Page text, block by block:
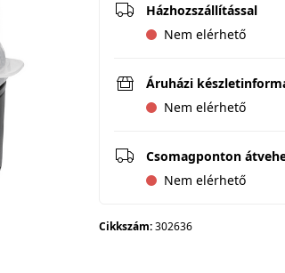
Házhozszállítással
Nem elérhető
Áruházi
Nem elérhető
Csomagponton
Nem elérhető
Cikkszám:302636